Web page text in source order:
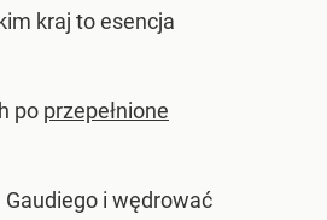
kraj to esencja
po przepełnione
i wędrować